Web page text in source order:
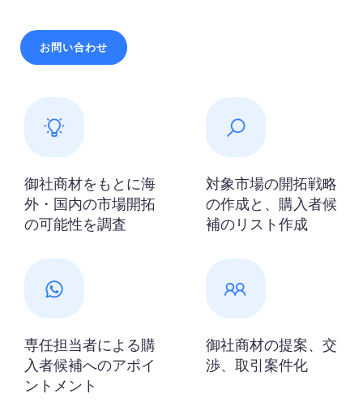
お問い合わせ
御社商材をもとに海
外・国内の市場開拓
の可能性を調査
対象市場の開拓戦略
の作成と、購入者候
補のリスト作成
専任担当者による購
入者候補へのアポイ
ントメント
御社商材の提案、交
渉、取引案件化